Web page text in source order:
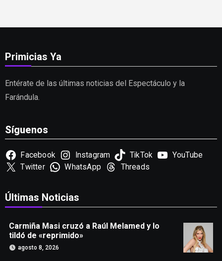
Primicias Ya
Entérate de las últimas noticias del Espectáculo y la
Farándula.
Síguenos
Facebook Instagram TikTok
YouTube
Twitter
WhatsApp Threads
Últimas Noticias
Carmiña Masi cruzó a Raúl Melamed y lo
tildó de «reprimido»
agosto 8, 2026